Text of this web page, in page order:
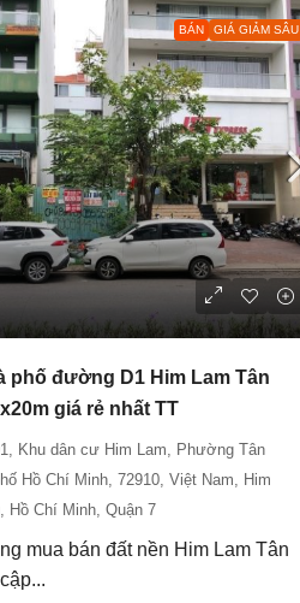
BÁN GIÁ GIẢM SÂU
phố đường D1 Him Lam Tân
giá rẻ nhất TT
Khu dân cư Him Lam, Phường Tân
Hồ Chí Minh, 72910, Việt Nam, Him
Hồ Chí Minh, Quận 7
mua bán đất nền Him Lam Tân